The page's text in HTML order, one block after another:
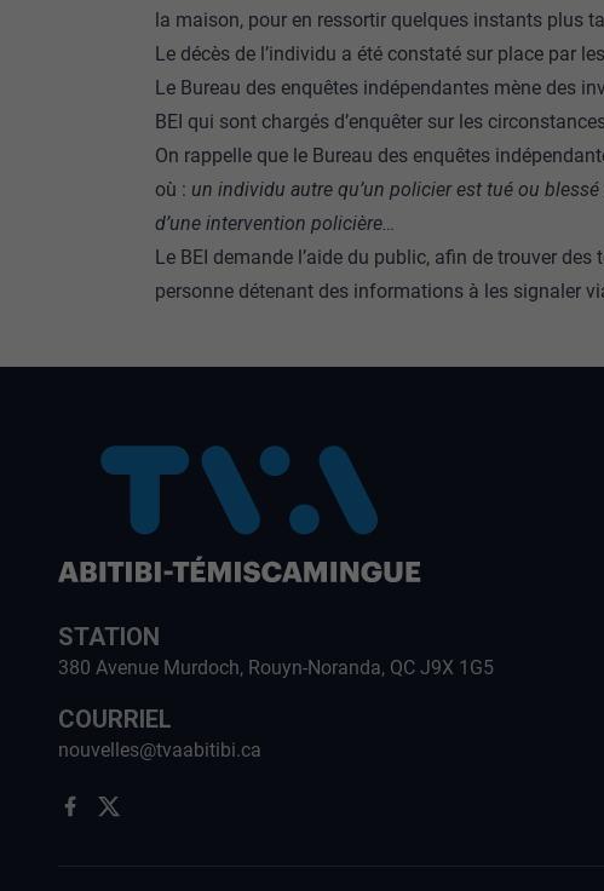
la maison, pour en ressortir quelques instants plus
Le décès de l’individu a été constaté sur place par
Le Bureau des enquêtes indépendantes mène des
BEI qui sont chargés d’enquêter sur les
On rappelle que le Bureau des enquêtes
où : un individu autre qu’un policier est tué ou
d’une intervention policière…
Le BEI demande l’aide du public, afin de trouver
personne détenant des informations à les signaler
STATION
380 Avenue Murdoch, Rouyn-Noranda, QC J9X 1G5
COURRIEL
nouvelles@tvaabitibi.ca